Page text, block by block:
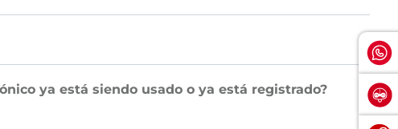
ya está siendo usado o ya está registrado?